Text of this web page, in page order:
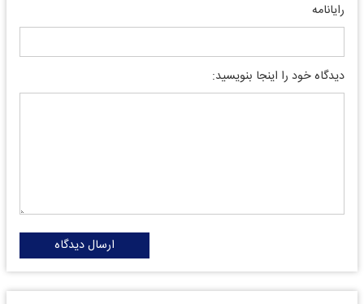
رایانامه
دیدگاه خود را اینجا بنویسید:
ارسال دیدگاه